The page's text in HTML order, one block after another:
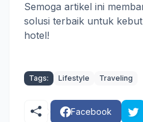
Semoga artikel ini
solusi terbaik untuk
hotel!
Tags: Lifestyle Traveling
Facebook